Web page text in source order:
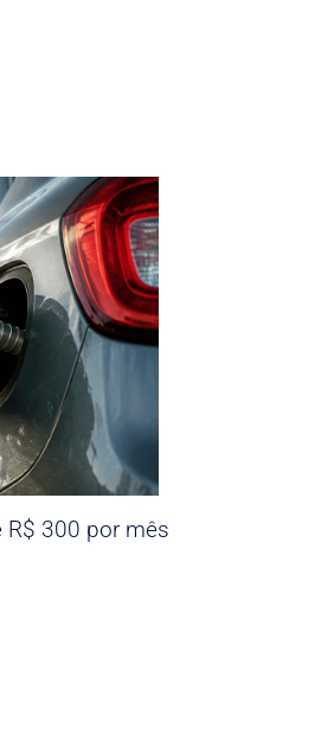
R$ 300 por mês